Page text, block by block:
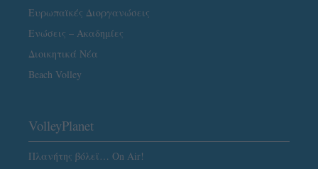
Ευρωπαϊκές Διοργανώσεις
Ενώσεις – Ακαδημίες
Διοικητικά Νέα
Beach Volley
VolleyPlanet
Πλανήτης βόλεϊ… On Air!